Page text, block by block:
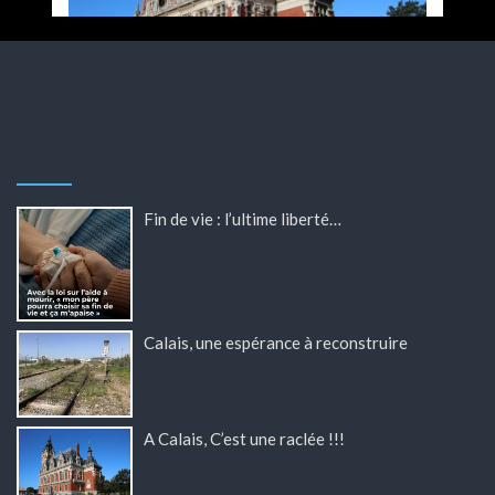
Fin de vie : l’ultime liberté…
Calais, une espérance à reconstruire
A Calais, C’est une raclée !!!